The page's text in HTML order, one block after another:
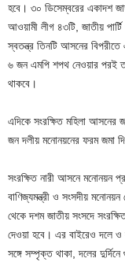
হবে। ৩০ ডিসেম্বরের একাদশ
আওয়ামী লীগ ৪৩টি, জাতীয় পার্টি
স্বতন্ত্র তিনটি আসনের বিপরীতে
৬ জন এমপি শপথ নেওয়ার পরই
থাকবে।
এদিকে সংরক্ষিত মহিলা আসনের
জন দলীয় মনোনয়নের ফরম জমা
সংরক্ষিত নারী আসনে মনোনয়ন
বাণিজ্যমন্ত্রী ও সংসদীয়
থেকে দশম জাতীয় সংসদে
দেওয়া হবে। এর বাইরেও দলে ও
সঙ্গে সম্পৃক্ত থাকা, দলের